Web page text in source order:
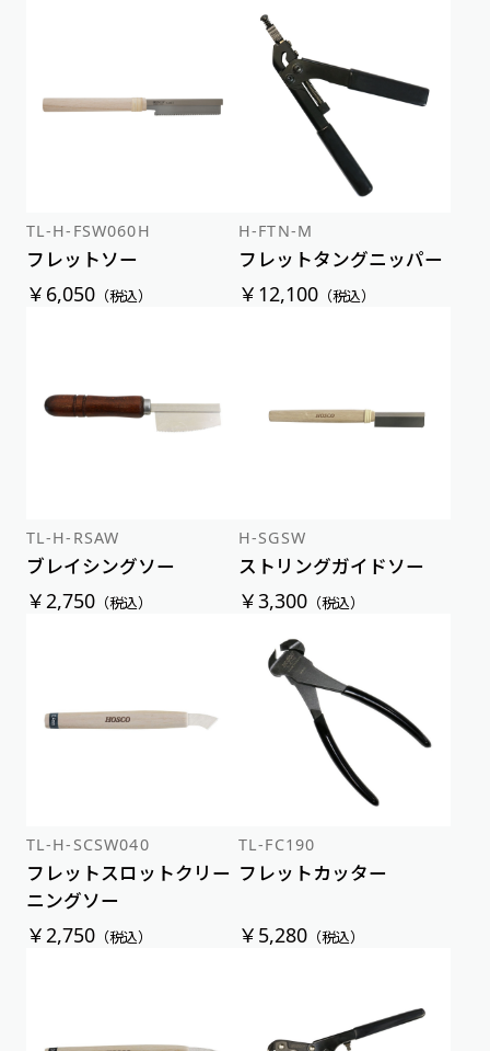
TL-H-FSW060H
フレットソー
￥6,050（税込）
H-FTN-M
フレットタングニッパー
￥12,100 （税込）
TL-H-RSAW
ブレイシングソー
￥2,750（税込）
H-SGSW
ストリングガイドソー
￥3,300 （税込）
TL-H-SCSW040
フレットスロットクリー
ニングソー
￥2,750（税込）
TL-FC190
フレットカッター
￥5,280 （税込）